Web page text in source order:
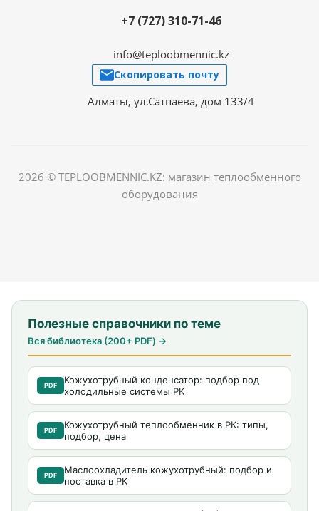
+7 (727) 310-71-46
info@teploobmennic.kz
Скопировать почту
Алматы, ул.Сатпаева, дом 133/4
2026 © TEPLOOBMENNIC.KZ: магазин теплообменного
оборудования
Полезные справочники по теме
Вся библиотека (200+ PDF) →
PDF
Кожухотрубный конденсатор: подбор под
холодильные системы РК
PDF
Кожухотрубный теплообменник в РК: типы,
подбор, цена
PDF
Маслоохладитель кожухотрубный: подбор и
поставка в РК